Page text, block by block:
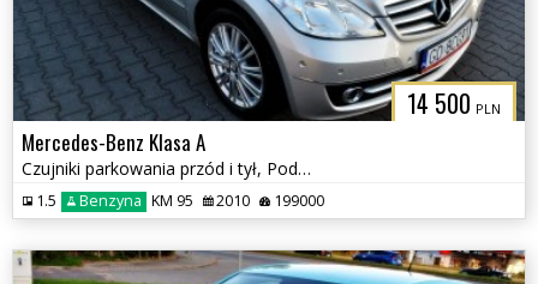
14 500 PLN
Mercedes-Benz Klasa A
Czujniki parkowania przód i tył, Podgrzewane fotele
1.5 Benzyna KM 95 2010 199000